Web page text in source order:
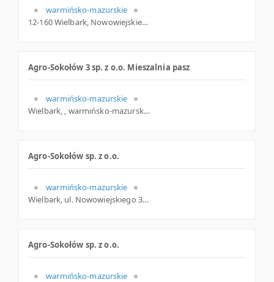
warmińsko-mazurskie
12-160 Wielbark, Nowowiejskiego 33, warmińsko-mazurskie
Agro-Sokołów 3 sp. z o.o. Mieszalnia pasz
warmińsko-mazurskie
Wielbark, , warmińsko-mazurskie
Agro-Sokołów sp. z o.o.
warmińsko-mazurskie
Wielbark, ul. Nowowiejskiego 33, warmińsko-mazurskie
Agro-Sokołów sp. z o.o.
warmińsko-mazurskie